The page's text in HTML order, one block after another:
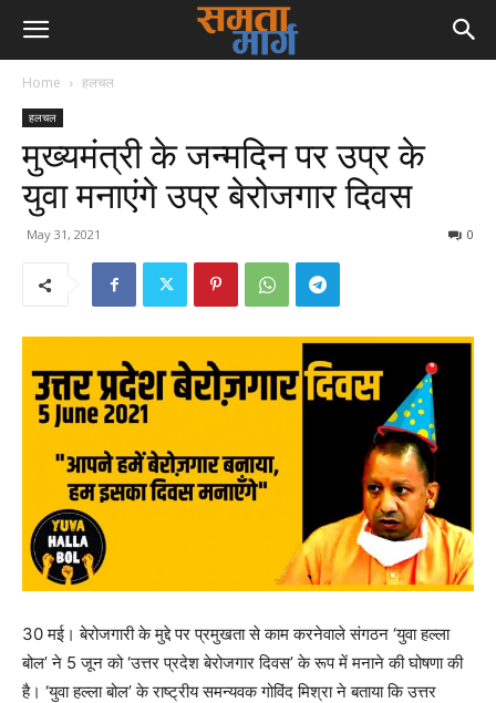
Home हलचल
हलचल
मुख्यमंत्री के जन्मदिन पर उप्र के
युवा मनाएंगे उप्र बेरोजगार दिवस
May 31, 2021 0
30 मई। बेरोजगारी के मुद्दे पर प्रमुखता से काम करनेवाले संगठन ‘युवा हल्ला
बोल’ ने 5 जून को ‘उत्तर प्रदेश बेरोजगार दिवस’ के रूप में मनाने की घोषणा की
है। ‘युवा हल्ला बोल’ के राष्ट्रीय समन्यवक गोविंद मिश्रा ने बताया कि उत्तर